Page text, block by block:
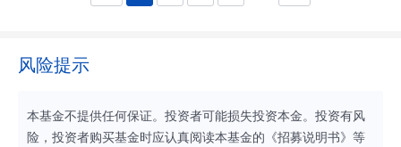
风险提示
本基金不提供任何保证。投资者可能损失投资本金。投资有风
险，投资者购买基金时应认真阅读本基金的《招募说明书》等